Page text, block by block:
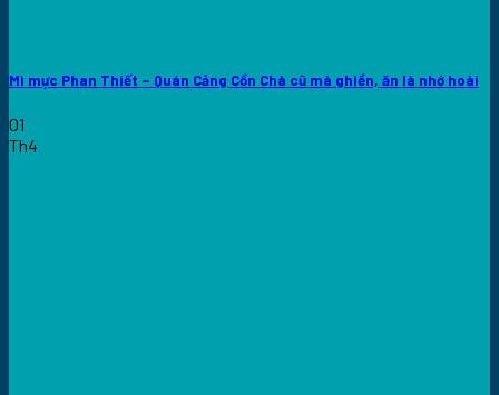
Mì mực Phan Thiết – Quán Cảng Cồn Chà cũ mà ghiền, ăn là nhớ hoài
01
Th4